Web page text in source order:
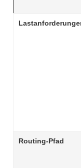
Routing-Pfad